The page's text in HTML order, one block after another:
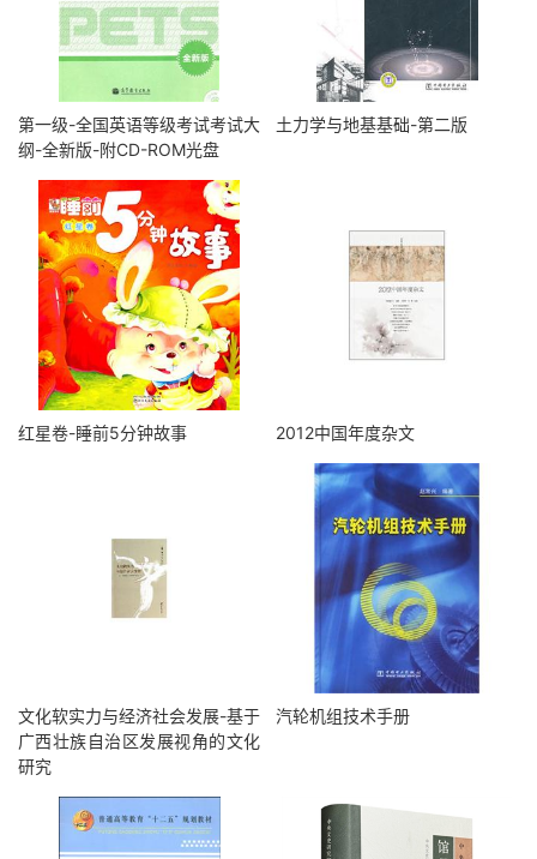
第一级-全国英语等级考试考试大
纲-全新版-附CD-ROM光盘
土力学与地基基础-第二版
红星卷-睡前5分钟故事 2012中国年度杂文
文化软实力与经济社会发展-基于
广西壮族自治区发展视角的文化
研究
汽轮机组技术手册